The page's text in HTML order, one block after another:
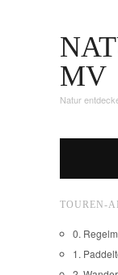
MV
Natur
TOUREN-
0.
1.